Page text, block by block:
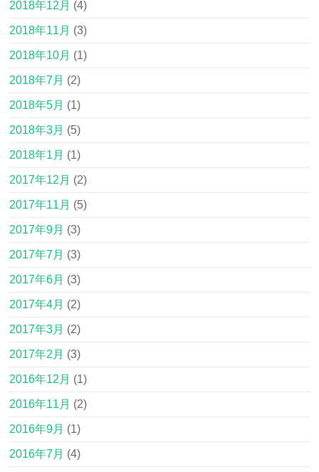
2018年12月 (4)
2018年11月 (3)
2018年10月 (1)
2018年7月 (2)
2018年5月 (1)
2018年3月 (5)
2018年1月 (1)
2017年12月 (2)
2017年11月 (5)
2017年9月 (3)
2017年7月 (3)
2017年6月 (3)
2017年4月 (2)
2017年3月 (2)
2017年2月 (3)
2016年12月 (1)
2016年11月 (2)
2016年9月 (1)
2016年7月 (4)